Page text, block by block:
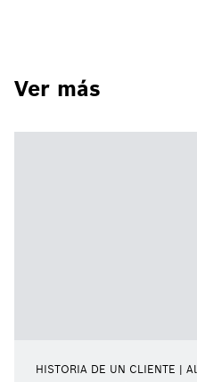
Ver más
HISTORIA DE UN CLIENTE